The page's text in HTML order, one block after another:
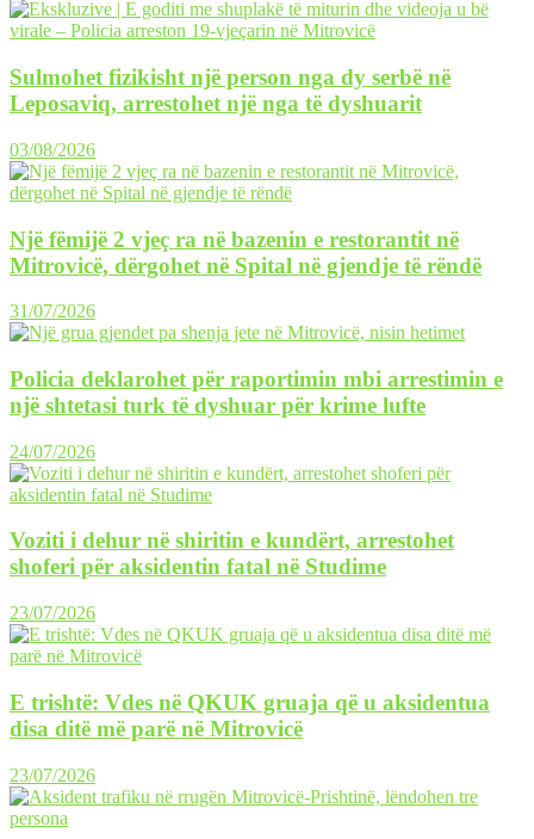
Sulmohet fizikisht një person nga dy serbë në
Leposaviq, arrestohet një nga të dyshuarit
03/08/2026
Një fëmijë 2 vjeç ra në bazenin e restorantit në
Mitrovicë, dërgohet në Spital në gjendje të rëndë
31/07/2026
Policia deklarohet për raportimin mbi arrestimin e
një shtetasi turk të dyshuar për krime lufte
24/07/2026
Voziti i dehur në shiritin e kundërt, arrestohet
shoferi për aksidentin fatal në Studime
23/07/2026
E trishtë: Vdes në QKUK gruaja që u aksidentua
disa ditë më parë në Mitrovicë
23/07/2026